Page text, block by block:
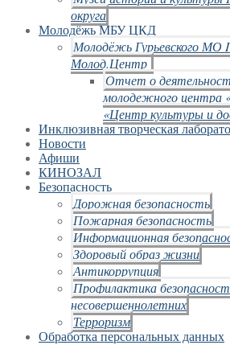
округа
Молодёжь МБУ ЦКД
Молодёжь Гурьевского МО
Молод.Центр
Отчет о
молодежного центра
«Центр культуры и
Инклюзивная творческая
Новости
Афиши
КИНОЗАЛ
Безопасность
Дорожная безопасность
Пожарная безопасность
Информационная
Здоровый образ жизни
Антикоррупция
Профилактика
несовершеннолетних
Терроризм
Обработка персональных данных